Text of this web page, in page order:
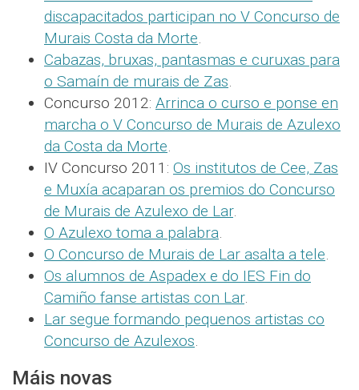
discapacitados participan no V Concurso de
Murais Costa da Morte.
Cabazas, bruxas, pantasmas e curuxas para
o Samaín de murais de Zas.
Concurso 2012: Arrinca o curso e ponse en
marcha o V Concurso de Murais de Azulexo
da Costa da Morte.
IV Concurso 2011: Os institutos de Cee, Zas
e Muxía acaparan os premios do Concurso
de Murais de Azulexo de Lar.
O Azulexo toma a palabra.
O Concurso de Murais de Lar asalta a tele.
Os alumnos de Aspadex e do IES Fin do
Camiño fanse artistas con Lar.
Lar segue formando pequenos artistas co
Concurso de Azulexos.
Máis novas